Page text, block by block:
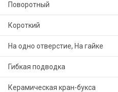
Поворотный
Короткий
На одно отверстие, На гайке
Гибкая подводка
Керамическая кран-букса